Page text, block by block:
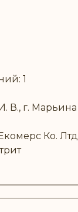
1
г. Марьина
Ко.